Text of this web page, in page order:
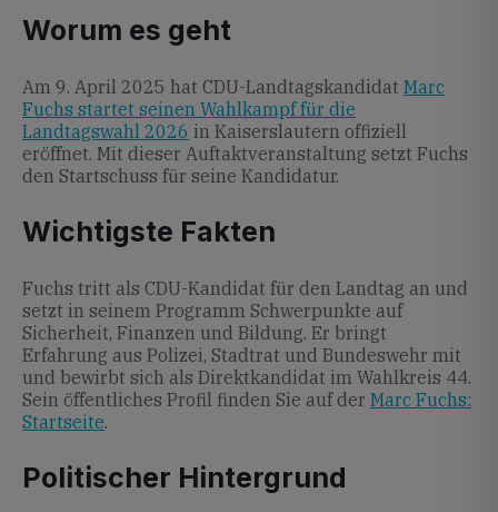
Worum es geht
Am 9. April 2025 hat CDU-Landtagskandidat Marc
Fuchs startet seinen Wahlkampf für die
Landtagswahl 2026 in Kaiserslautern offiziell
eröffnet. Mit dieser Auftaktveranstaltung setzt Fuchs
den Startschuss für seine Kandidatur.
Wichtigste Fakten
Fuchs tritt als CDU-Kandidat für den Landtag an und
setzt in seinem Programm Schwerpunkte auf
Sicherheit, Finanzen und Bildung. Er bringt
Erfahrung aus Polizei, Stadtrat und Bundeswehr mit
und bewirbt sich als Direktkandidat im Wahlkreis 44.
Sein öffentliches Profil finden Sie auf der Marc Fuchs:
Startseite.
Politischer Hintergrund